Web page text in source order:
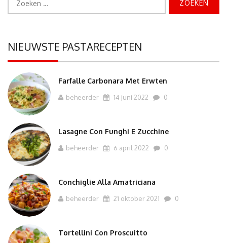
NIEUWSTE PASTARECEPTEN
Farfalle Carbonara Met Erwten
beheerder 14 juni 2022 0
Lasagne Con Funghi E Zucchine
beheerder 6 april 2022 0
Conchiglie Alla Amatriciana
beheerder 21 oktober 2021 0
Tortellini Con Proscuitto